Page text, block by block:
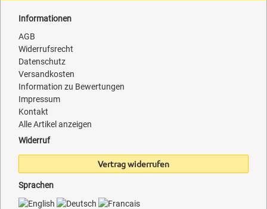
Informationen
AGB
Widerrufsrecht
Datenschutz
Versandkosten
Information zu Bewertungen
Impressum
Kontakt
Alle Artikel anzeigen
Widerruf
Vertrag widerrufen
Sprachen